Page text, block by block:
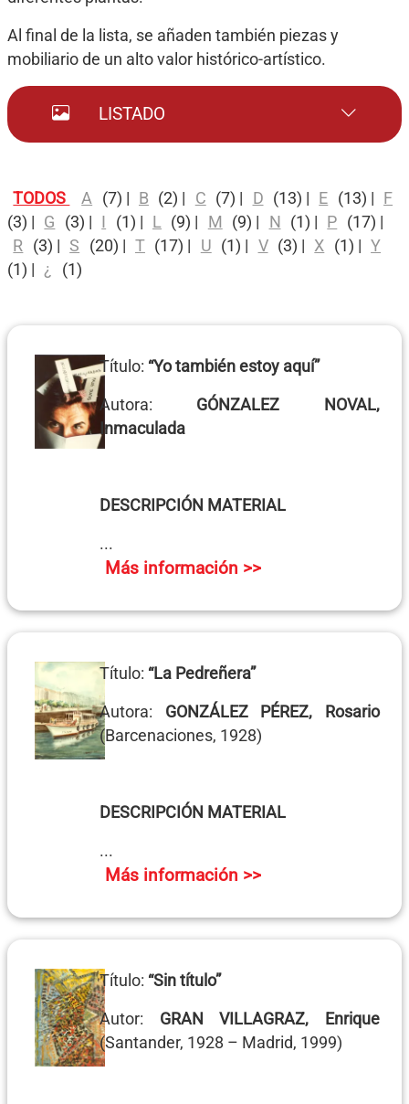
Al final de la lista, se añaden también piezas y
mobiliario de un alto valor histórico-artístico.
LISTADO
TODOS A (7) | B (2) | C (7) | D (13) | E (13) | F
(3) | G (3) | I (1) | L (9) | M (9) | N (1) | P (17) |
R
(3) | S (20) | T (17) | U (1) | V (3) | X (1) | Y
(1) | ¿ (1)
Título: “Yo también estoy aquí”
Autora: GÓNZALEZ NOVAL,
Inmaculada
DESCRIPCIÓN MATERIAL
...
Más información >>
Título: “La Pedreñera”
Autora: GONZÁLEZ PÉREZ, Rosario
(Barcenaciones, 1928)
DESCRIPCIÓN MATERIAL
...
Más información >>
Título: “Sin título”
Autor: GRAN VILLAGRAZ, Enrique
(Santander, 1928 – Madrid, 1999)